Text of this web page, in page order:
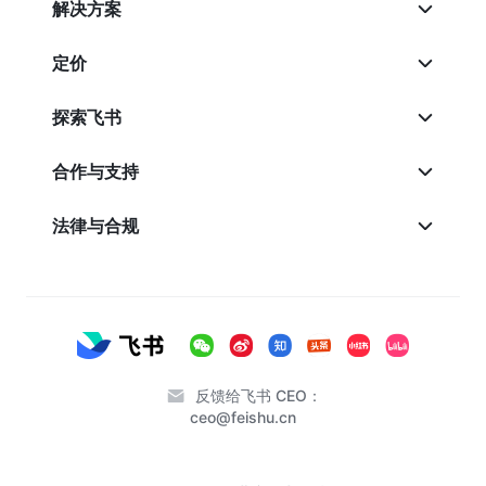
解决方案
定价
探索飞书
合作与支持
法律与合规
反馈给飞书 CEO：
ceo@feishu.cn